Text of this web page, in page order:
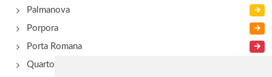
Palmanova
Porpora
Porta Romana
Quarto Oggiaro